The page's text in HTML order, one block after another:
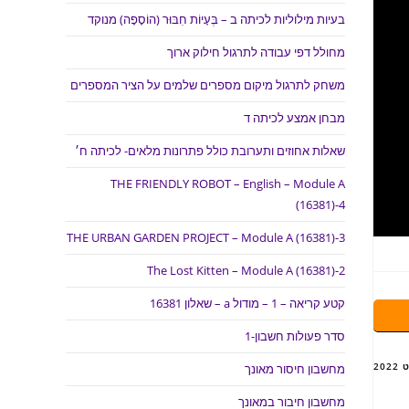
בעיות מילוליות לכיתה ב – בְּעָיוֹת חִבּוּר (הוֹסָפָה) מנוקד
מחולל דפי עבודה לתרגול חילוק ארוך
משחק לתרגול מיקום מספרים שלמים על הציר המספרים
מבחן אמצע לכיתה ד
שאלות אחוזים ותערובת כולל פתרונות מלאים- לכיתה ח׳
THE FRIENDLY ROBOT – English – Module A
(16381)-4
THE URBAN GARDEN PROJECT – Module A (16381)-3
The Lost Kitten – Module A (16381)-2
קטע קריאה – 1 – מודול a – שאלון 16381
סדר פעולות חשבון-1
מחשבון חיסור מאונך
מחשבון חיבור במאונך